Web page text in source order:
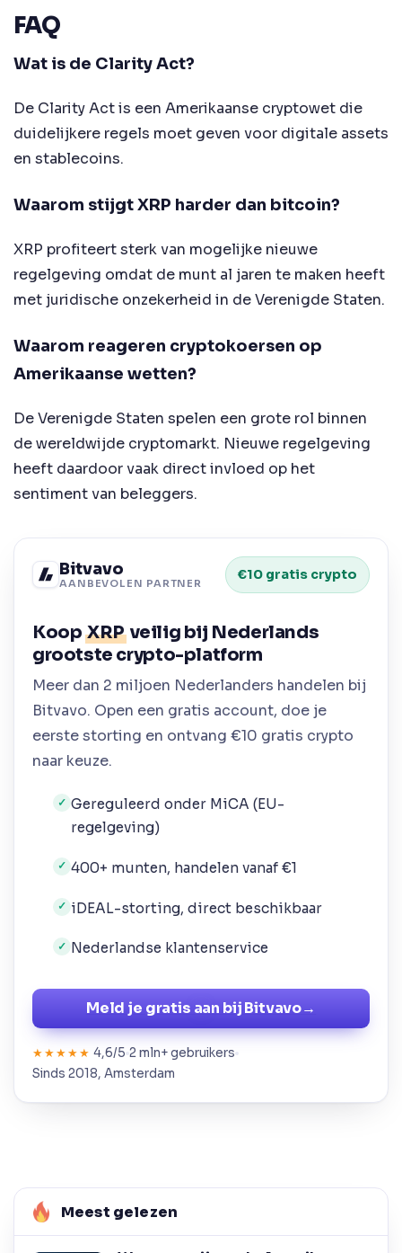
FAQ
Wat is de Clarity Act?
De Clarity Act is een Amerikaanse cryptowet die
duidelijkere regels moet geven voor digitale assets
en stablecoins.
Waarom stijgt XRP harder dan bitcoin?
XRP profiteert sterk van mogelijke nieuwe
regelgeving omdat de munt al jaren te maken heeft
met juridische onzekerheid in de Verenigde Staten.
Waarom reageren cryptokoersen op
Amerikaanse wetten?
De Verenigde Staten spelen een grote rol binnen
de wereldwijde cryptomarkt. Nieuwe regelgeving
heeft daardoor vaak direct invloed op het
sentiment van beleggers.
Bitvavo
AANBEVOLEN PARTNER
€10 gratis crypto
KoopXRPveilig bij Nederlands
grootste crypto-platform
Meer dan 2 miljoen Nederlanders handelen bij
Bitvavo. Open een gratis account, doe je
eerste storting en ontvang €10 gratis crypto
naar keuze.
✓ Gereguleerd onder MiCA (EU-
regelgeving)
✓ 400+ munten, handelen vanaf €1
✓ iDEAL-storting, direct beschikbaar
✓ Nederlandse klantenservice
Meld je gratis aan bij Bitvavo→
★★★★★ 4,6/5 2 mln+ gebruikers
Sinds 2018, Amsterdam
Meest gelezen